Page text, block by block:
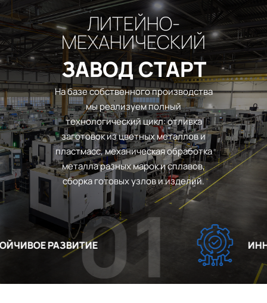
На базе собственного производства
мы реализуем полный
технологический цикл: отливка
заготовок из цветных металлов и
пластмасс, механическая обработка
металла разных марок и сплавов,
сборка готовых узлов и изделий.
ЛИТЕЙНО-
МЕХАНИЧЕСКИЙ
ЗАВОД СТАРТ
РАЗВИТИЕ01